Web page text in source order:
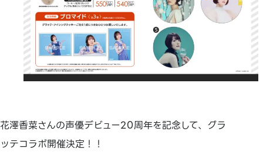
花澤香菜さんの声優デビュー20周年を記念して、グラ
ッテコラボ開催決定！！